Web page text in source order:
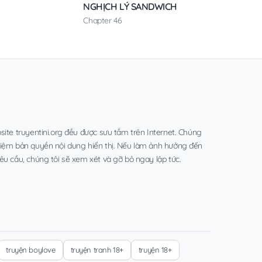
NGHỊCH LÝ SANDWICH
Chapter 46
truyentini.org đều được sưu tầm trên Internet. Chúng
bản quyền nội dung hiển thị. Nếu làm ảnh hưởng đến
cầu, chúng tôi sẽ xem xét và gỡ bỏ ngay lập tức.
truyện boylove truyện tranh 18+ truyện 18+